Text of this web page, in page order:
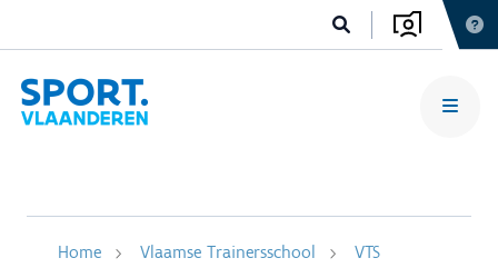
Home Vlaamse Trainersschool
VTS